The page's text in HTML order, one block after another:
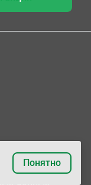
Понятно